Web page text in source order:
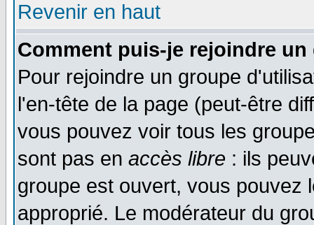
Revenir en haut
Comment puis-je rejoindre
Pour rejoindre un groupe
l'en-tête de la page (peut-être
vous pouvez voir tous les
sont pas en accès libre : ils
groupe est ouvert, vous pouvez
approprié. Le modérateur du